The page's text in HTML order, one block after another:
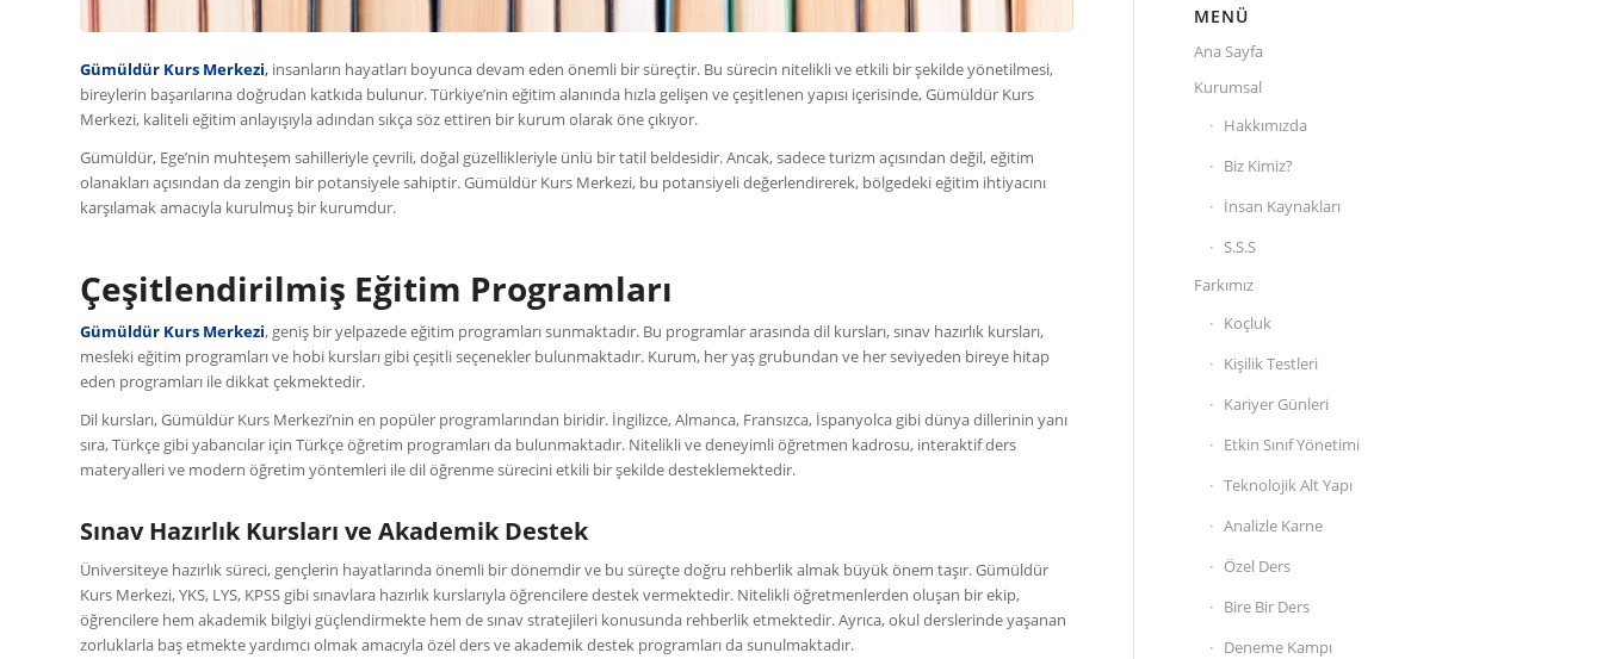
Gümüldür Kurs Merkezi, insanların hayatları boyunca devam eden önemli bir süreçtir. Bu sürecin nitelikli ve etkili bir şekilde yönetilmesi,
bireylerin başarılarına doğrudan katkıda bulunur. Türkiye’nin eğitim alanında hızla gelişen ve çeşitlenen yapısı içerisinde, Gümüldür Kurs
Merkezi, kaliteli eğitim anlayışıyla adından sıkça söz ettiren bir kurum olarak öne çıkıyor.
Gümüldür, Ege’nin muhteşem sahilleriyle çevrili, doğal güzellikleriyle ünlü bir tatil beldesidir. Ancak, sadece turizm açısından değil, eğitim
olanakları açısından da zengin bir potansiyele sahiptir. Gümüldür Kurs Merkezi, bu potansiyeli değerlendirerek, bölgedeki eğitim ihtiyacını
karşılamak amacıyla kurulmuş bir kurumdur.
Çeşitlendirilmiş Eğitim Programları
Gümüldür Kurs Merkezi, geniş bir yelpazede eğitim programları sunmaktadır. Bu programlar arasında dil kursları, sınav hazırlık kursları,
mesleki eğitim programları ve hobi kursları gibi çeşitli seçenekler bulunmaktadır. Kurum, her yaş grubundan ve her seviyeden bireye hitap
eden programları ile dikkat çekmektedir.
Dil kursları, Gümüldür Kurs Merkezi’nin en popüler programlarından biridir. İngilizce, Almanca, Fransızca, İspanyolca gibi dünya dillerinin yanı
sıra, Türkçe gibi yabancılar için Türkçe öğretim programları da bulunmaktadır. Nitelikli ve deneyimli öğretmen kadrosu, interaktif ders
materyalleri ve modern öğretim yöntemleri ile dil öğrenme sürecini etkili bir şekilde desteklemektedir.
Sınav Hazırlık Kursları ve Akademik Destek
Üniversiteye hazırlık süreci, gençlerin hayatlarında önemli bir dönemdir ve bu süreçte doğru rehberlik almak büyük önem taşır. Gümüldür
Kurs Merkezi, YKS, LYS, KPSS gibi sınavlara hazırlık kurslarıyla öğrencilere destek vermektedir. Nitelikli öğretmenlerden oluşan bir ekip,
öğrencilere hem akademik bilgiyi güçlendirmekte hem de sınav stratejileri konusunda rehberlik etmektedir. Ayrıca, okul derslerinde yaşanan
zorluklarla baş etmekte yardımcı olmak amacıyla özel ders ve akademik destek programları da sunulmaktadır.
MENÜ
Ana Sayfa
Kurumsal
Hakkımızda
Biz Kimiz?
İnsan Kaynakları
S.S.S
Farkımız
Koçluk
Kişilik Testleri
Kariyer Günleri
Etkin Sınıf Yönetimi
Teknolojik Alt Yapı
Analizle Karne
Özel Ders
Bire Bir Ders
Deneme Kampı